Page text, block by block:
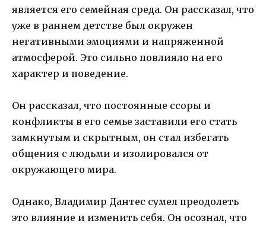
является его семейная среда. Он рассказал, что
уже в раннем детстве был окружен
негативными эмоциями и напряженной
атмосферой. Это сильно повлияло на его
характер и поведение.
Он рассказал, что постоянные ссоры и
конфликты в его семье заставили его стать
замкнутым и скрытным, он стал избегать
общения с людьми и изолировался от
окружающего мира.
Однако, Владимир Дантес сумел преодолеть
это влияние и изменить себя. Он осознал, что